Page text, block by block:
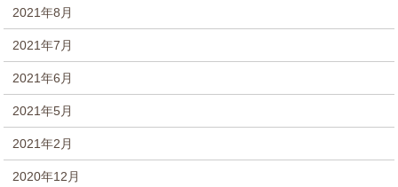
2021年8月
2021年7月
2021年6月
2021年5月
2021年2月
2020年12月